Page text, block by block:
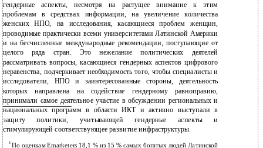
гендерные аспекты, несмотря на растущее внимание к этим
проблемам в средствах информации, на увеличение количества
женских НПО, на исследования, касающиеся проблем женщин,
проводимые практически всеми университетами Латинской Америки
и на бесчисленные международные рекомендации, поступающие от
целого ряда стран. Это нежелание политических деятелей
рассматривать вопросы, касающиеся гендерных аспектов цифрового
неравенства, подчеркивает необходимость того, чтобы специалисты и
исследователи, НПО и заинтересованные стороны, деятельность
которых направлена на содействие гендерному равноправию,
принимали самое деятельное участие в обсуждении региональных и
национальных программ в области ИКТ и активно выступали в
защиту политики, учитывающей гендерные аспекты и
стимулирующей соответствующее развитие инфраструктуры.
1По оценкам Emarketers 18,1 % из 15 % самых богатых людей Латинской